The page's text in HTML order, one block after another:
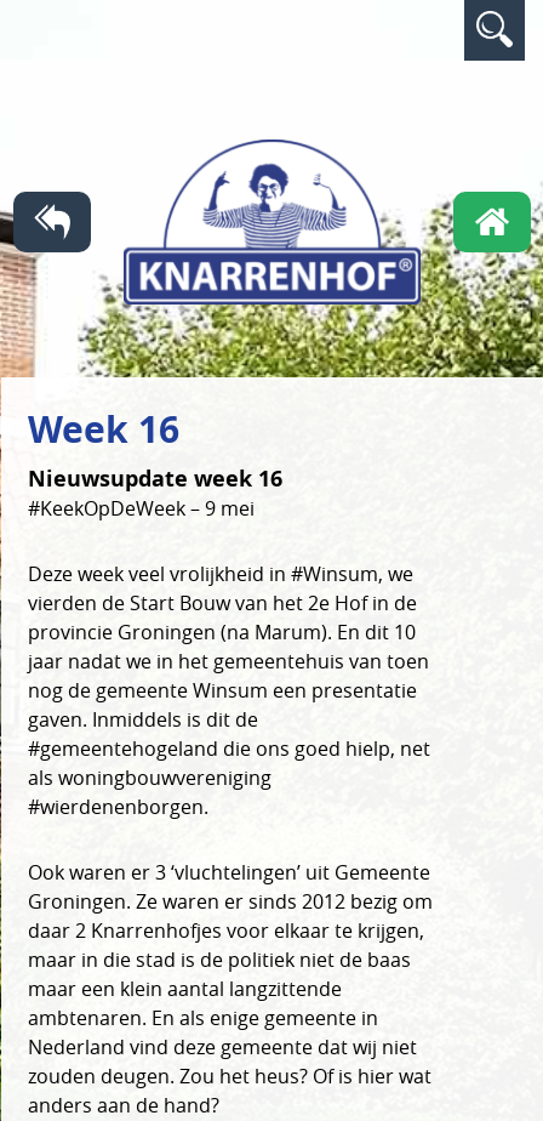
Week 16
Nieuwsupdate week 16
#KeekOpDeWeek – 9 mei
Deze week veel vrolijkheid in #Winsum, we
vierden de Start Bouw van het 2e Hof in de
provincie Groningen (na Marum). En dit 10
jaar nadat we in het gemeentehuis van toen
nog de gemeente Winsum een presentatie
gaven. Inmiddels is dit de
#gemeentehogeland die ons goed hielp, net
als woningbouwvereniging
#wierdenenborgen.
Ook waren er 3 ‘vluchtelingen’ uit Gemeente
Groningen. Ze waren er sinds 2012 bezig om
daar 2 Knarrenhofjes voor elkaar te krijgen,
maar in die stad is de politiek niet de baas
maar een klein aantal langzittende
ambtenaren. En als enige gemeente in
Nederland vind deze gemeente dat wij niet
zouden deugen. Zou het heus? Of is hier wat
anders aan de hand?